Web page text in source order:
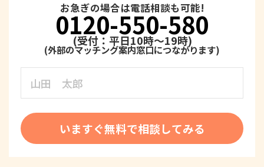
お急ぎの場合は電話相談も可能!
0120-550-580
(受付：平日10時～19時)
いますぐ無料で相談してみる